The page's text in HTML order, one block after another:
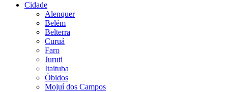
Cidade
Alenquer
Belém
Belterra
Curuá
Faro
Juruti
Itaituba
Óbidos
Mojuí dos Campos